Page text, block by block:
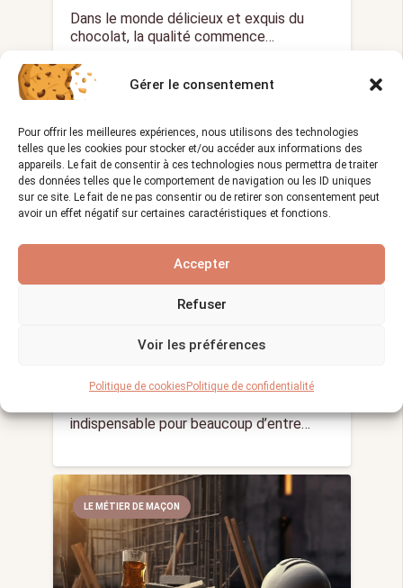
Gérer le consentement
Pour offrir les meilleures expériences, nous utilisons des technologies
telles que les cookies pour stocker et/ou accéder aux informations des
appareils. Le fait de consentir à ces technologies nous permettra de traiter
des données telles que le comportement de navigation ou les ID uniques
sur ce site. Le fait de ne pas consentir ou de retirer son consentement peut
avoir un effet négatif sur certaines caractéristiques et fonctions.
Accepter
Refuser
Voir les préférences
Politique de cookiesPolitique de confidentialité
Dans le monde délicieux et exquis du
chocolat, la qualité commence…
pour réparer ou restaurer une
montre ?
indispensable pour beaucoup d’entre…
LE MÉTIER DE MAÇON